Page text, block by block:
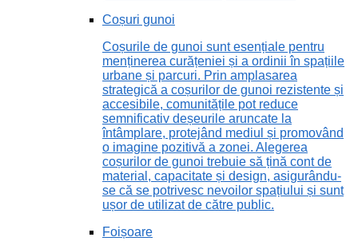
Coșuri gunoi
Coșurile de gunoi sunt esențiale pentru
menținerea curățeniei și a ordinii în spațiile
urbane și parcuri. Prin amplasarea
strategică a coșurilor de gunoi rezistente și
accesibile, comunitățile pot reduce
semnificativ deșeurile aruncate la
întâmplare, protejând mediul și promovând
o imagine pozitivă a zonei. Alegerea
coșurilor de gunoi trebuie să țină cont de
material, capacitate și design, asigurându-
se că se potrivesc nevoilor spațiului și sunt
ușor de utilizat de către public.
Foișoare